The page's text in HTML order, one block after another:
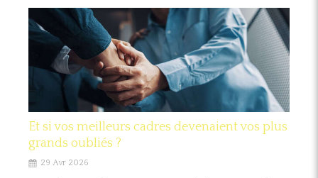
Et si vos meilleurs cadres devenaient vos plus
grands oubliés ?
29 Avr 2026